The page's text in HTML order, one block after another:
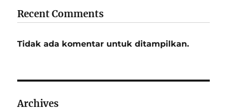
Recent Comments
Tidak ada komentar untuk ditampilkan.
Archives